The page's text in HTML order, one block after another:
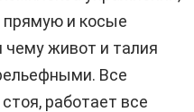
прямую и косые
живот и талия
Все
работает все